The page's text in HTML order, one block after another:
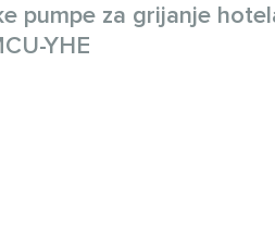
pumpe za grijanje
YHE